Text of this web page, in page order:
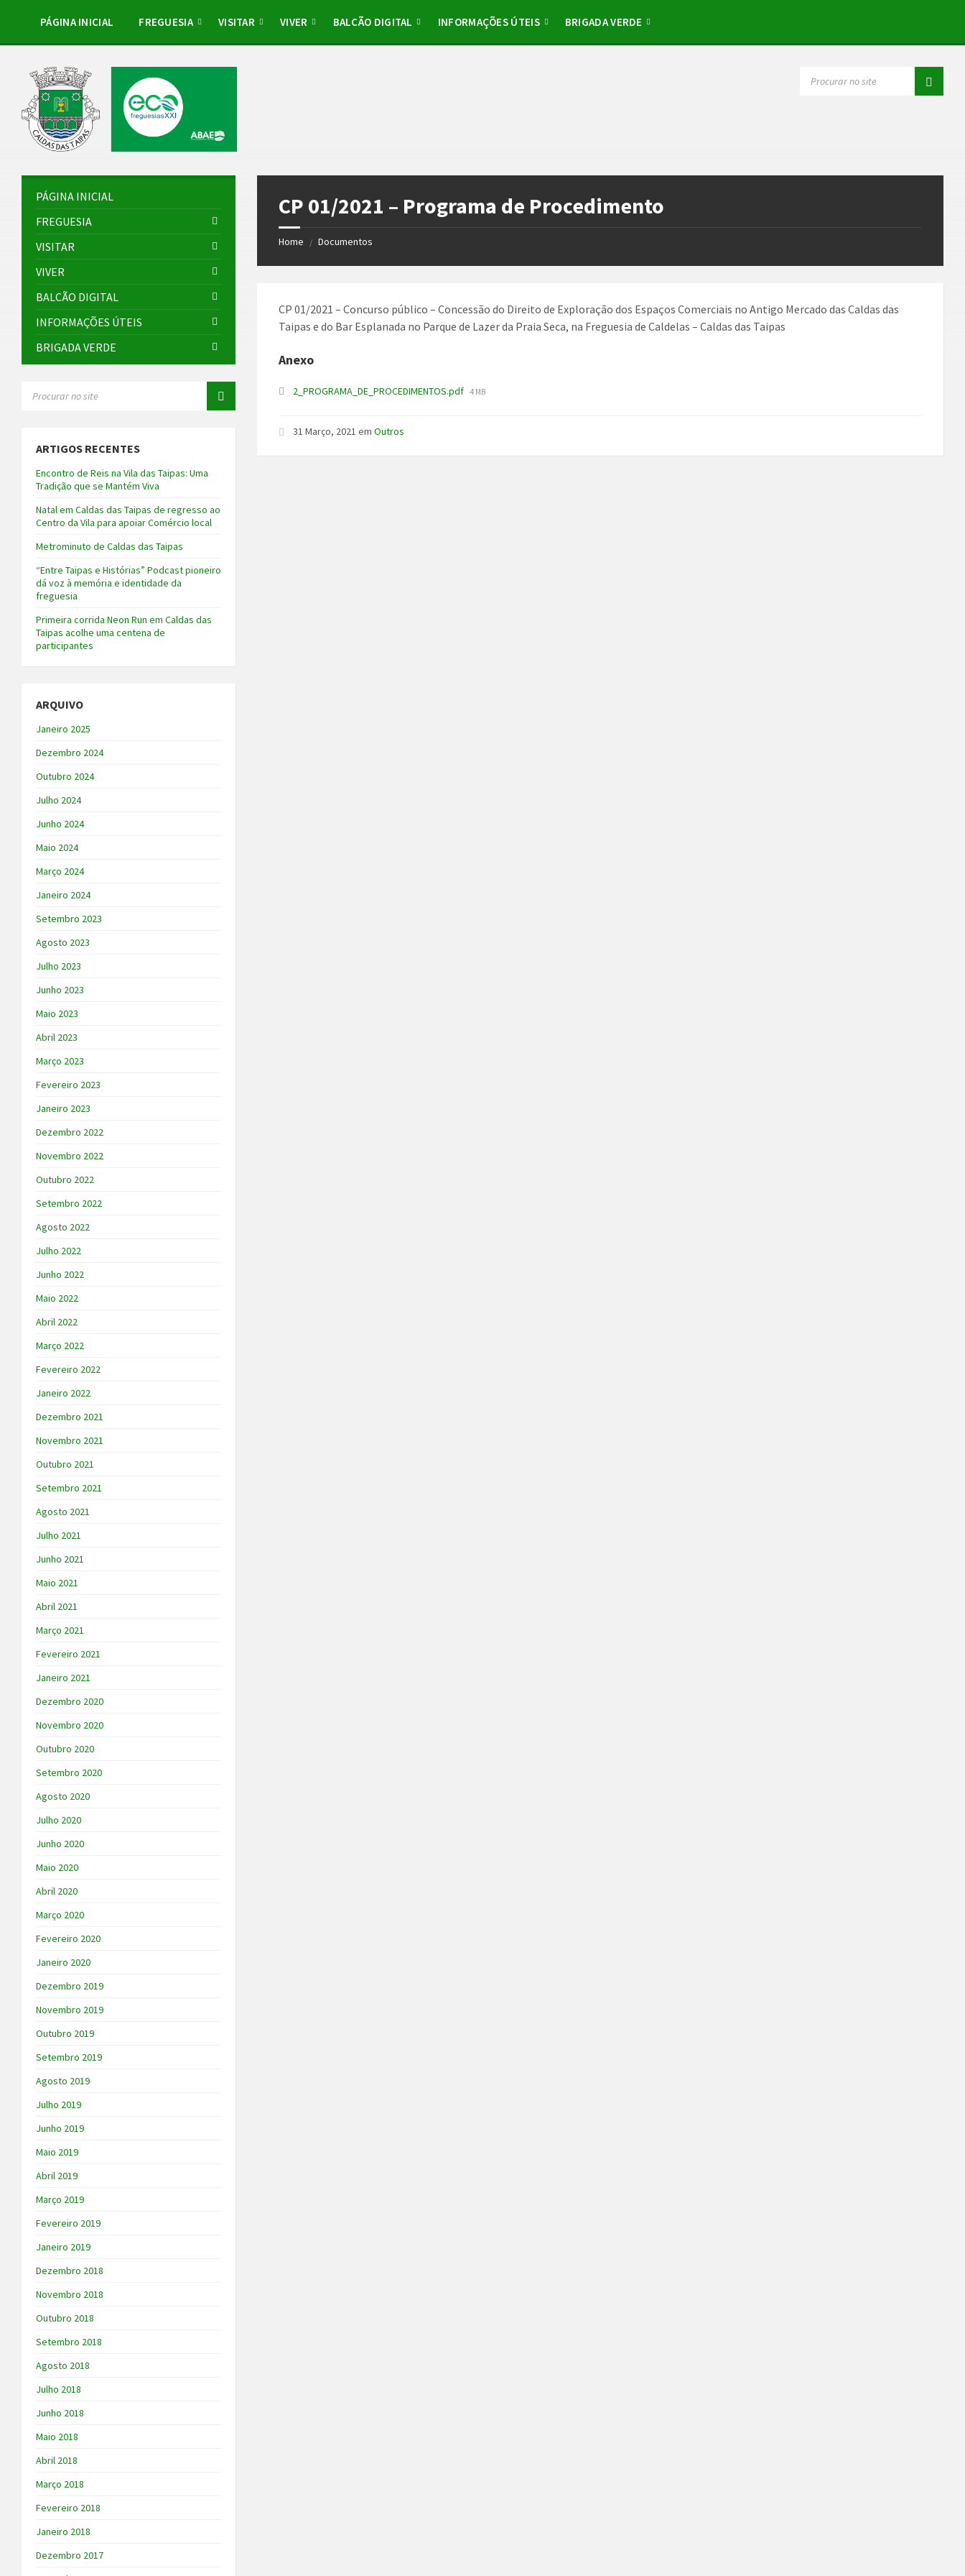
sidebar
PÁGINA INICIAL FREGUESIA VISITAR VIVER BALCÃO DIGITAL INFORMAÇÕES ÚTEIS BRIGADA VERDE
CP 01/2021 – Programa de Procedimento
Home / Documentos
CP 01/2021 – Concurso público – Concessão do Direito de Exploração dos Espaços Comerciais no Antigo Mercado das Caldas das
Taipas e do Bar Esplanada no Parque de Lazer da Praia Seca, na Freguesia de Caldelas – Caldas das Taipas
Anexo
2_PROGRAMA_DE_PROCEDIMENTOS.pdf File
4 MB
31 Março, 2021emOutros
PÁGINA INICIAL
FREGUESIA
VISITAR
VIVER
BALCÃO DIGITAL
INFORMAÇÕES ÚTEIS
BRIGADA VERDE
ARTIGOS RECENTES
Encontro de Reis na Vila das Taipas: Uma
Tradição que se Mantém Viva
Natal em Caldas das Taipas de regresso ao
Centro da Vila para apoiar Comércio local
Metrominuto de Caldas das Taipas
“Entre Taipas e Histórias” Podcast pioneiro
dá voz à memória e identidade da
freguesia
Primeira corrida Neon Run em Caldas das
Taipas acolhe uma centena de
participantes
ARQUIVO
Janeiro 2025
Dezembro 2024
Outubro 2024
Julho 2024
Junho 2024
Maio 2024
Março 2024
Janeiro 2024
Setembro 2023
Agosto 2023
Julho 2023
Junho 2023
Maio 2023
Abril 2023
Março 2023
Fevereiro 2023
Janeiro 2023
Dezembro 2022
Novembro 2022
Outubro 2022
Setembro 2022
Agosto 2022
Julho 2022
Junho 2022
Maio 2022
Abril 2022
Março 2022
Fevereiro 2022
Janeiro 2022
Dezembro 2021
Novembro 2021
Outubro 2021
Setembro 2021
Agosto 2021
Julho 2021
Junho 2021
Maio 2021
Abril 2021
Março 2021
Fevereiro 2021
Janeiro 2021
Dezembro 2020
Novembro 2020
Outubro 2020
Setembro 2020
Agosto 2020
Julho 2020
Junho 2020
Maio 2020
Abril 2020
Março 2020
Fevereiro 2020
Janeiro 2020
Dezembro 2019
Novembro 2019
Outubro 2019
Setembro 2019
Agosto 2019
Julho 2019
Junho 2019
Maio 2019
Abril 2019
Março 2019
Fevereiro 2019
Janeiro 2019
Dezembro 2018
Novembro 2018
Outubro 2018
Setembro 2018
Agosto 2018
Julho 2018
Junho 2018
Maio 2018
Abril 2018
Março 2018
Fevereiro 2018
Janeiro 2018
Dezembro 2017